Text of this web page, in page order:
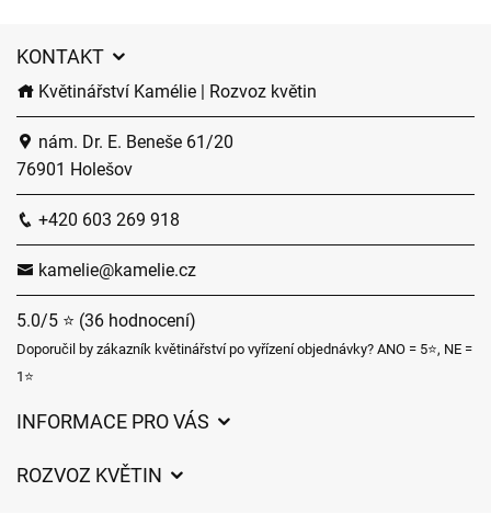
KONTAKT
Květinářství Kamélie | Rozvoz květin
nám. Dr. E. Beneše 61/20
76901 Holešov
+420 603 269 918
kamelie@kamelie.cz
5.0/5 ⭐ (36 hodnocení)
Doporučil by zákazník květinářství po vyřízení objednávky? ANO = 5⭐, NE =
1⭐
INFORMACE PRO VÁS
ROZVOZ KVĚTIN